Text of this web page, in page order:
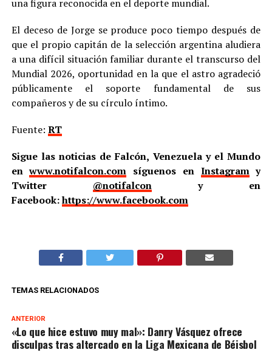
una figura reconocida en el deporte mundial.
El deceso de Jorge se produce poco tiempo después de
que el propio capitán de la selección argentina aludiera
a una difícil situación familiar durante el transcurso del
Mundial 2026, oportunidad en la que el astro agradeció
públicamente el soporte fundamental de sus
compañeros y de su círculo íntimo.
Fuente: RT
Sigue las noticias de Falcón, Venezuela y el Mundo
enwww.notifalcon.com síguenos en Instagramy
Twitter @notifalcony en
Facebook:https://www.facebook.com
TEMAS RELACIONADOS
ANTERIOR
«Lo que hice estuvo muy mal»: Danry Vásquez ofrece
disculpas tras altercado en la Liga Mexicana de Béisbol